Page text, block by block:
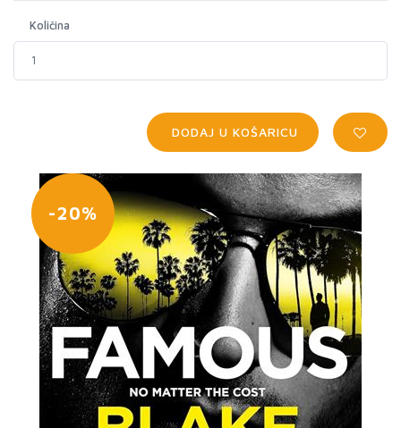
Količina
DODAJ U KOŠARICU
-20%